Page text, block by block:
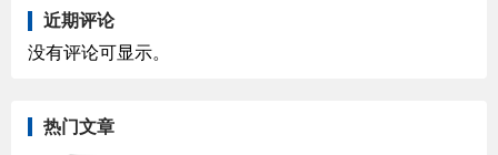
近期评论
没有评论可显示。
热门文章